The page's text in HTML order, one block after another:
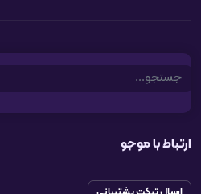
Search
ارتباط با موجو